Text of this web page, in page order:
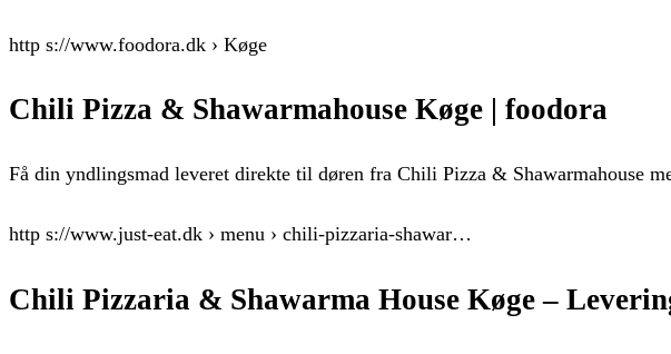
http s://www.foodora.dk › Køge
Chili Pizza & Shawarmahouse Køge | foodora
Få din yndlingsmad leveret direkte til døren fra Chili Pizza & Shawarmahouse
http s://www.just-eat.dk › menu › chili-pizzaria-shawar…
Chili Pizzaria & Shawarma House Køge –